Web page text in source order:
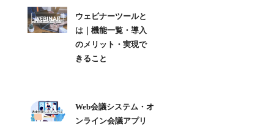
ウェビナーツールと
は｜機能一覧・導入
のメリット・実現で
きること
Web会議システム・オ
ンライン会議アプリ